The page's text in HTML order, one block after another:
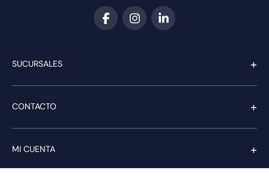
SUCURSALES +
CONTACTO +
MI CUENTA +